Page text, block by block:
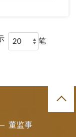
笔
董监事